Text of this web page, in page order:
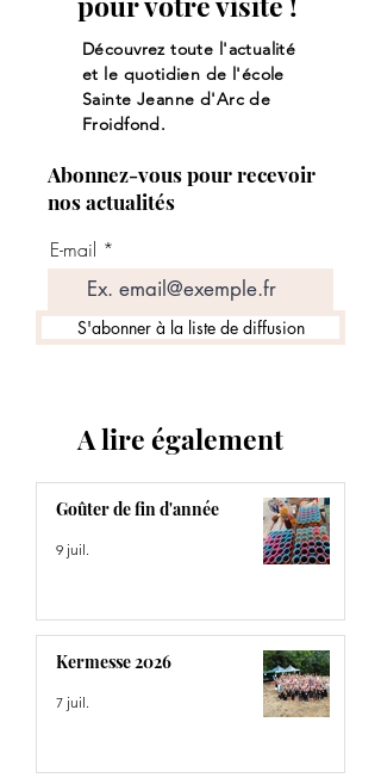
Découvrez toute l'actualité
et le quotidien de l'école
Sainte Jeanne d'Arc de
Froidfond.
Abonnez-vous pour recevoir
nos actualités
E-mail
S'abonner à la liste de diffusion
A lire également
Goûter de fin d'année
9 juil.
Kermesse 2026
7 juil.